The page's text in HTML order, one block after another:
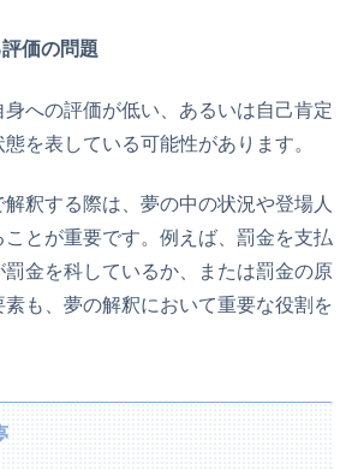
価の問題
への評価が低い、あるいは自己肯定
を表している可能性があります。
釈する際は、夢の中の状況や登場人
とが重要です。例えば、罰金を支払
罰金を科しているか、または罰金の原
も、夢の解釈において重要な役割を